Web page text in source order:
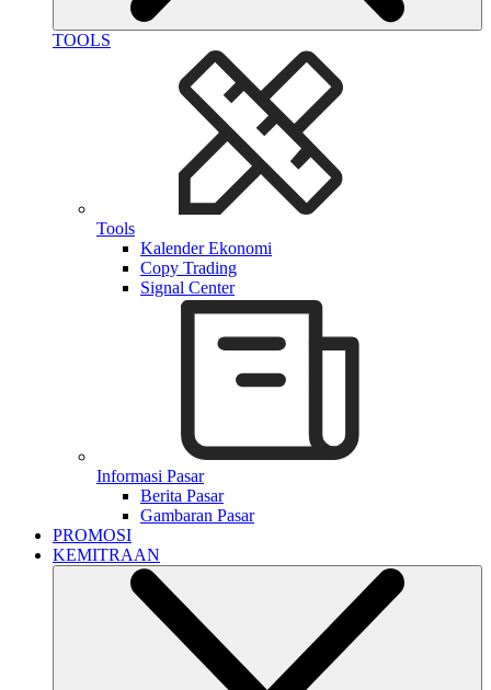
TOOLS
Tools
Kalender Ekonomi
Copy Trading
Signal Center
Informasi Pasar
Berita Pasar
Gambaran Pasar
PROMOSI
KEMITRAAN